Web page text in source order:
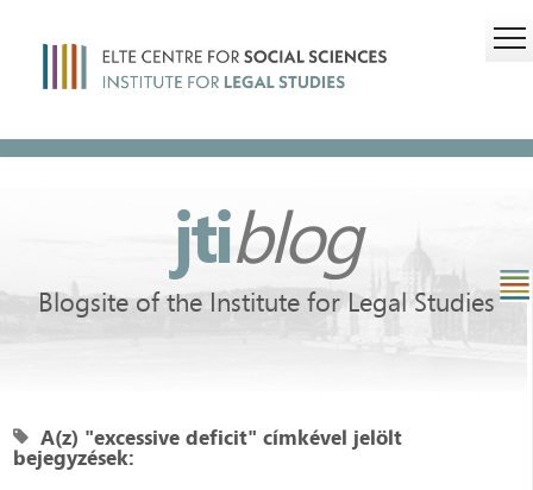
jtiblog
Blogsite of the Institute for Legal Studies
A(z) "excessive deficit" címkével jelölt
bejegyzések: